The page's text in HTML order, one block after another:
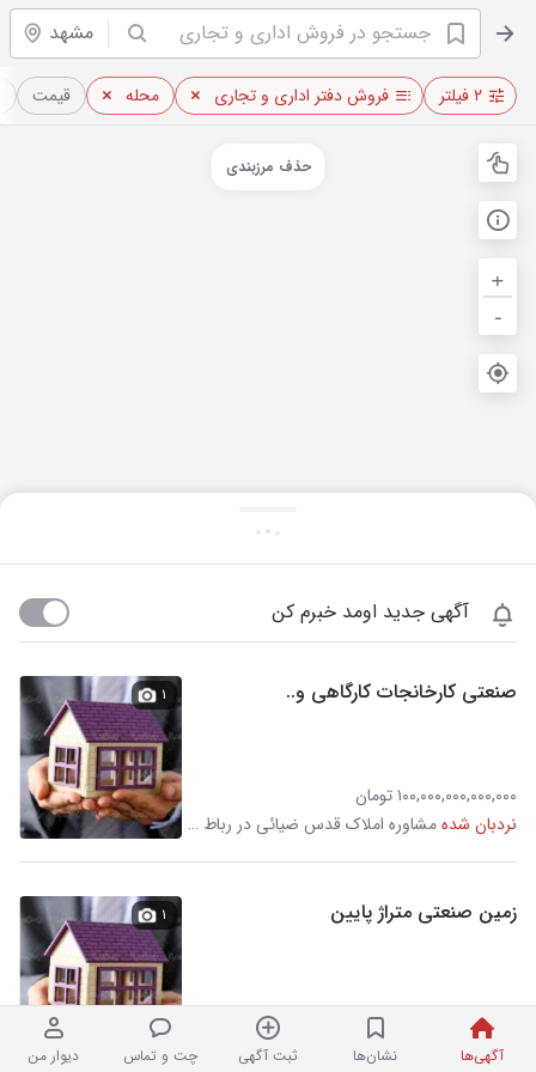
مشهد
آگهی‌ها نشان‌ها ثبت آگهی چت و تماس دیوار من
۲ فیلتر فروش دفتر اداری و تجاری محله قیمت
+
-
حذف مرزبندی
آگهی جدید اومد خبرم کن
صنعتی کارخانجات کارگاهی و..
۱۰۰,۰۰۰,۰۰۰,۰۰۰,۰۰۰ تومان
نردبان شده
مشاوره املاک قدس ضیائی در رباط طرق
۱
زمین صنعتی متراژ پایین
۵,۰۰۰,۰۰۰,۰۰۰ تومان
نردبان شده
۱